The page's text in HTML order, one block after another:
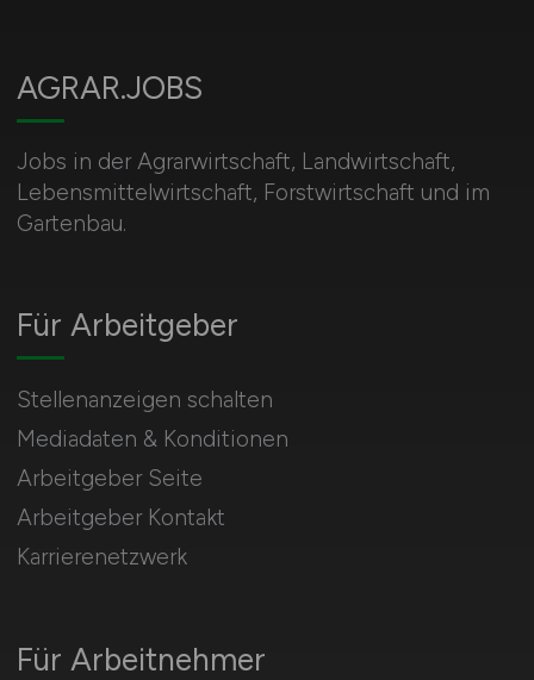
AGRAR.JOBS
Jobs in der Agrarwirtschaft, Landwirtschaft,
Lebensmittelwirtschaft, Forstwirtschaft und im
Gartenbau.
Für Arbeitnehmer
Für Arbeitgeber
Stellenanzeigen schalten
Mediadaten & Konditionen
Arbeitgeber Seite
Arbeitgeber Kontakt
Karrierenetzwerk